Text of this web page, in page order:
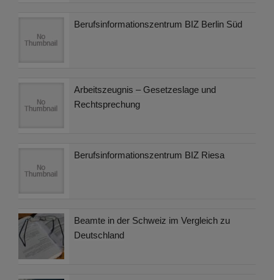
Berufsinformationszentrum BIZ Berlin Süd
Arbeitszeugnis – Gesetzeslage und
Rechtsprechung
Berufsinformationszentrum BIZ Riesa
Beamte in der Schweiz im Vergleich zu
Deutschland